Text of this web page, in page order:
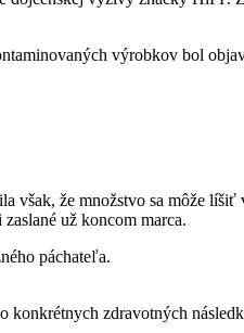
výrobkov bol
však, že množstvo sa môže
už koncom marca.
páchateľa.
zdravotných